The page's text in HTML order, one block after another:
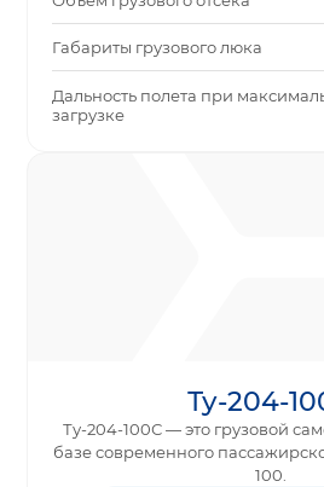
Габариты грузового люка
Дальность полета при
загрузке
Ту-204-
Ту-204-100С — это грузовой
базе современного
100.